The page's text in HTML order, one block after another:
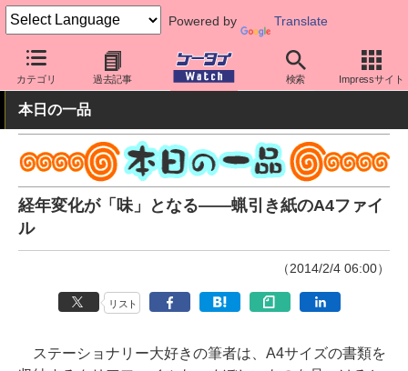
Powered by Translate
カテゴリ 過去記事 検索 Impressサイト
ケータイ Watch 周辺機器/アクセサリー その他
本日の一品
経年変化が「味」となる――蝋引き紙のA4ファイ
ル
（2014/2/4 06:00）
リスト
ステーショナリー大好きの筆者は、A4サイズの書類を